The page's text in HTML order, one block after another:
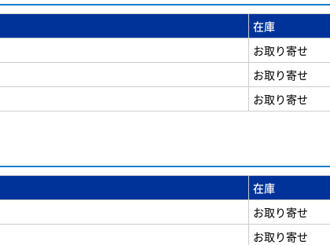
在庫
お取り寄せ
お取り寄せ
お取り寄せ
在庫
お取り寄せ
お取り寄せ